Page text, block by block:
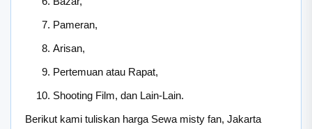
Pameran,
Arisan,
Pertemuan atau Rapat,
Shooting Film, dan Lain-Lain.
Berikut kami tuliskan harga Sewa misty fan, Jakarta